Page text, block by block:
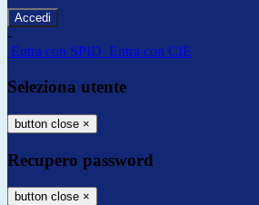
-
Entra con SPID Entra con CIE
Seleziona utente
button close ×
Recupero password
button close ×